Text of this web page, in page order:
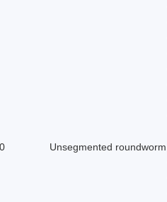
Unsegmented roundworm